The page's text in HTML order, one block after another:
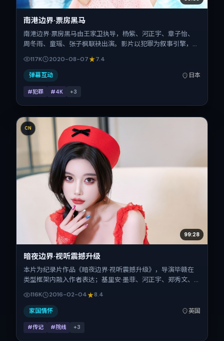
南港边界·票房黑马
南港边界·票房黑马由王家卫执导，杨紫、河正宇、章子怡、
周冬雨、童瑶、张子枫联袂出演。影片以犯罪为叙事引擎，将
转。2020年8月7日于日本首映（暑期档），片长147分钟，
适合喜欢强情节与细腻表演的观众。
117K 2020-08-07 7.4
弹幕互动 日本
#犯罪 #4K +3
CN
99:28
暗夜边界·视听震撼升级
本片为纪录片作品《暗夜边界·视听震撼升级》，导演毕赣在
类型框架内融入作者表达；基里安·墨菲、河正宇、郑秀文、
拍摄地与出品背景为英国。上映时间 2016年2月4日（公映登
记日 2016-02-04），全片128分钟，节奏张弛有度。
116K 2016-02-04 8.4
家国情怀 英国
#传记 #院线 +3